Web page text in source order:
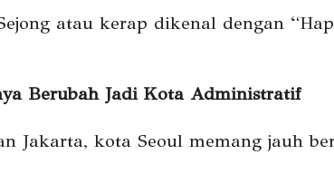
atau kerap dikenal dengan
Berubah Jadi Kota Administratif
Jakarta, kota Seoul memang jauh